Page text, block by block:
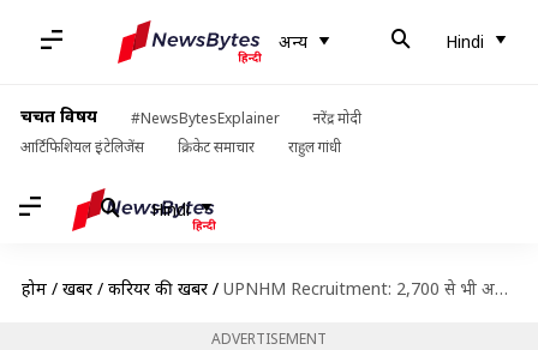
अन्य Hindi
चर्चित विषय #NewsBytesExplainer
नरेंद्र मोदी
आर्टिफिशियल इंटेलिजेंस
क्रिकेट समाचार राहुल गांधी
Hindi
होम / खबरें / करियर की खबरें / UPNHM Recruitment: 2,700 से भी अधिक पदों पर भर्ती के लिए जारी हुई अधिसूचना
ADVERTISEMENT